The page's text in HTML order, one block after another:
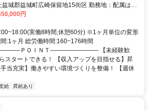
任地は最寄りの店舗又は希望エリアを優先し配
内勤務または全国勤務いずれか希望を選択でき
円
実働8時間,休憩60分) ※1ヶ月単位の変形
:1ヶ月 総労働時間:160~176時間
ＰＯＩＮＴ―――――――― 【未経験歓
スタートできる！ 【収入アップを目指せる】昇
当充実】働きやすい環境づくりを整備！ 【週休
給 昇給あり